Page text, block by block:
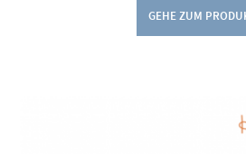
GEHE ZUM